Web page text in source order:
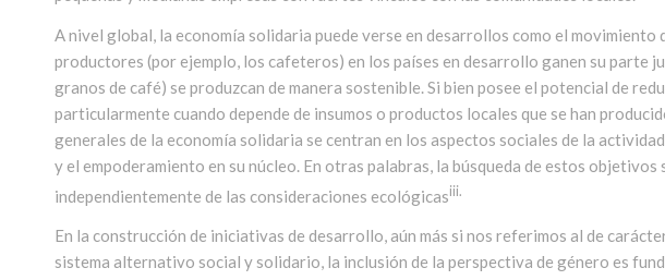
A nivel global, la economía solidaria puede verse en desarrollos como el movimiento
productores (por ejemplo, los cafeteros) en los países en desarrollo ganen su parte
granos de café) se produzcan de manera sostenible. Si bien posee el potencial de
particularmente cuando depende de insumos o productos locales que se han
generales de la economía solidaria se centran en los aspectos sociales de la
y el empoderamiento en su núcleo. En otras palabras, la búsqueda de estos
independientemente de las consideraciones ecológicasiii.
En la construcción de iniciativas de desarrollo, aún más si nos referimos al de
sistema alternativo social y solidario, la inclusión de la perspectiva de género es